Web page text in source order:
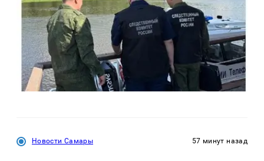
Новости Самары 57 минут назад